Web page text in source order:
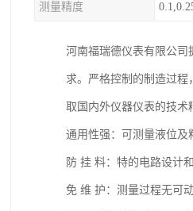
测量精度
河南福瑞德仪表有限公司
求。严格控制的制造过程
取国内外仪器仪表的技术
通用性强：可测量液位及
防 挂 料：特的电路设计
免 维 护：测量过程无可